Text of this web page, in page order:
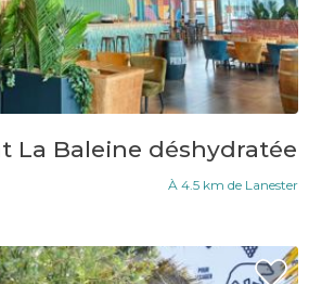
La Baleine déshydratée
À 4.5 km de Lanester